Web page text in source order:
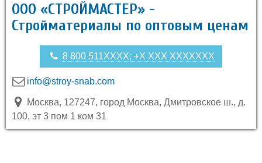
ООО «СТРОЙМАСТЕР» -
Стройматериалы по оптовым ценам
8 800 511XXXX; +X XXX XXXXXXX
info@stroy-snab.com
Москва, 127247, город Москва, Дмитровское ш., д.
100, эт 3 пом 1 ком 31